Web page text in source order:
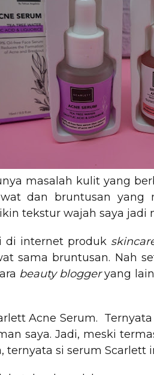
masalah kulit yang
dan bruntusan yang
tekstur wajah saya jadi
di internet produk
sama bruntusan. Nah
beauty bloggeryang
Acne Serum.
saya. Jadi, meski
ternyata si serum